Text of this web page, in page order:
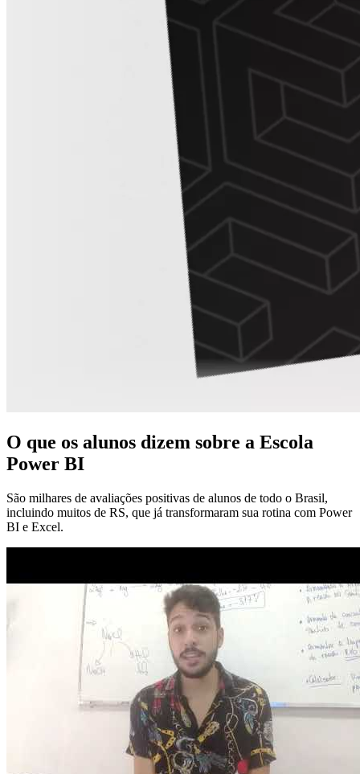
O que os alunos dizem sobre a Escola
Power BI
São milhares de avaliações positivas de alunos de todo o Brasil,
incluindo muitos de RS, que já transformaram sua rotina com Power
BI e Excel.